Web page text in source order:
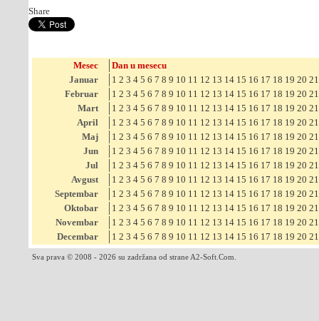
Share
Mesec
Dan u mesecu
Januar
1 2 3 4 5 6 7 8 9 10 11 12 13 14 15 16 17 18 19 20 21
Februar
1 2 3 4 5 6 7 8 9 10 11 12 13 14 15 16 17 18 19 20 21
Mart
1 2 3 4 5 6 7 8 9 10 11 12 13 14 15 16 17 18 19 20 21
April
1 2 3 4 5 6 7 8 9 10 11 12 13 14 15 16 17 18 19 20 21
Maj
1 2 3 4 5 6 7 8 9 10 11 12 13 14 15 16 17 18 19 20 21
Jun
1 2 3 4 5 6 7 8 9 10 11 12 13 14 15 16 17 18 19 20 21
Jul
1 2 3 4 5 6 7 8 9 10 11 12 13 14 15 16 17 18 19 20 21
Avgust
1 2 3 4 5 6 7 8 9 10 11 12 13 14 15 16 17 18 19 20 21
Septembar
1 2 3 4 5 6 7 8 9 10 11 12 13 14 15 16 17 18 19 20 21
Oktobar
1 2 3 4 5 6 7 8 9 10 11 12 13 14 15 16 17 18 19 20 21
Novembar
1 2 3 4 5 6 7 8 9 10 11 12 13 14 15 16 17 18 19 20 21
Decembar
1 2 3 4 5 6 7 8 9 10 11 12 13 14 15 16 17 18 19 20 21
Sva prava © 2008 - 2026 su zadržana od strane A2-Soft.Com.